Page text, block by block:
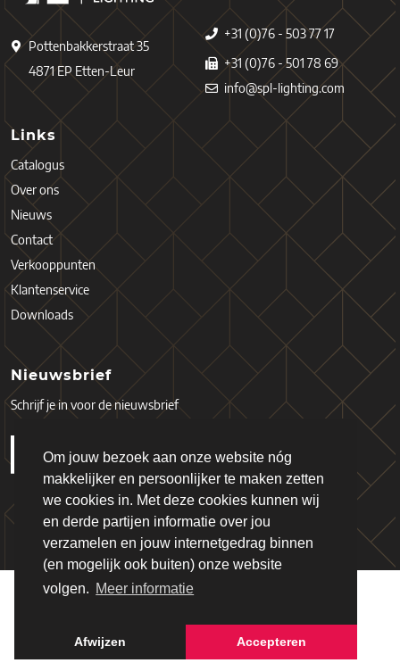
Om jouw bezoek aan onze website nóg
makkelijker en persoonlijker te maken zetten
we cookies in. Met deze cookies kunnen wij
en derde partijen informatie over jou
verzamelen en jouw internetgedrag binnen
(en mogelijk ook buiten) onze website
volgen. Meer informatie
Afwijzen Accepteren
Pottenbakkerstraat 35
4871 EP Etten-Leur
+31 (0)76 - 503 77 17
+31 (0)76 - 501 78 69
info@spl-lighting.com
Links
Catalogus
Over ons
Nieuws
Contact
Verkooppunten
Klantenservice
Downloads
Nieuwsbrief
Schrijf je in voor de nieuwsbrief
Copyright © 2026 - Schiefer
Algemene Voorwaarden
Privacy Policy
Webdesign & realisatie:
Loyals(2019)